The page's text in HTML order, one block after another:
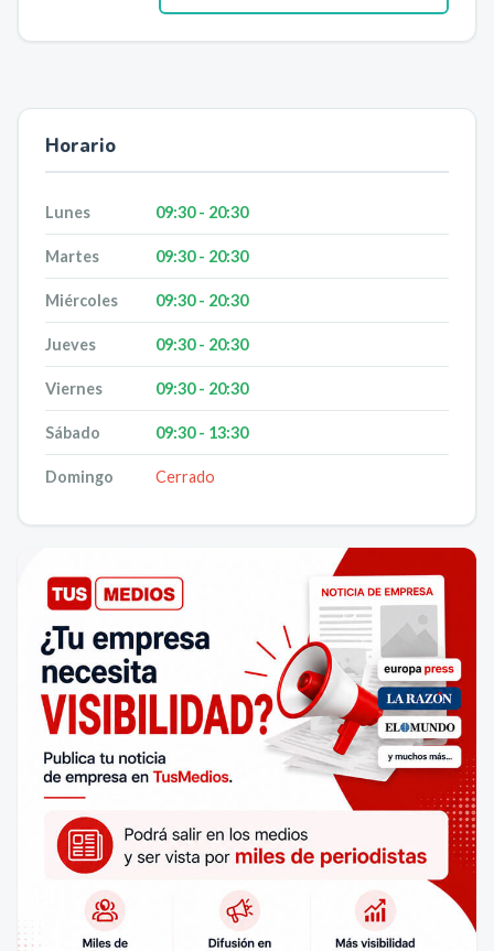
Horario
Lunes 09:30 - 20:30
Martes 09:30 - 20:30
Miércoles 09:30 - 20:30
Jueves 09:30 - 20:30
Viernes 09:30 - 20:30
Sábado 09:30 - 13:30
Domingo Cerrado